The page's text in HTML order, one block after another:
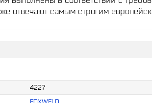
отвечают самым строгим
4227